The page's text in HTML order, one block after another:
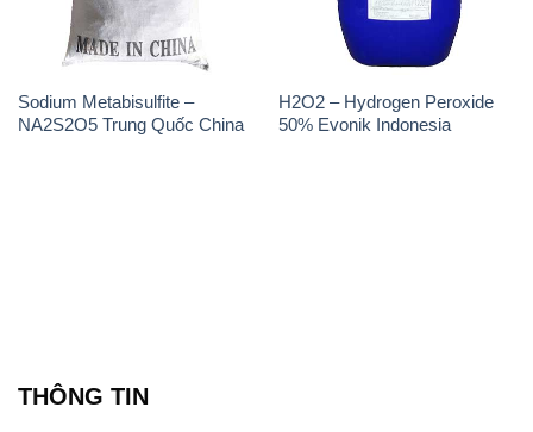
Sodium Metabisulfite –
NA2S2O5 Trung Quốc China
H2O2 – Hydrogen Peroxide
50% Evonik Indonesia
THÔNG TIN